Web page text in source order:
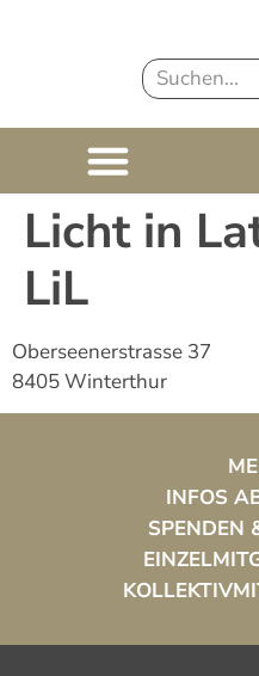
Licht in
LiL
Oberseenerstrasse 37
8405 Winterthur
INFOS
SPENDEN